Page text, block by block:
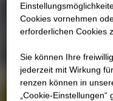
Cookies vornehmen
erforderlichen Cookies
Sie können Ihre
jederzeit mit Wirkung
renzen können in
„Cookie-Einstellungen“